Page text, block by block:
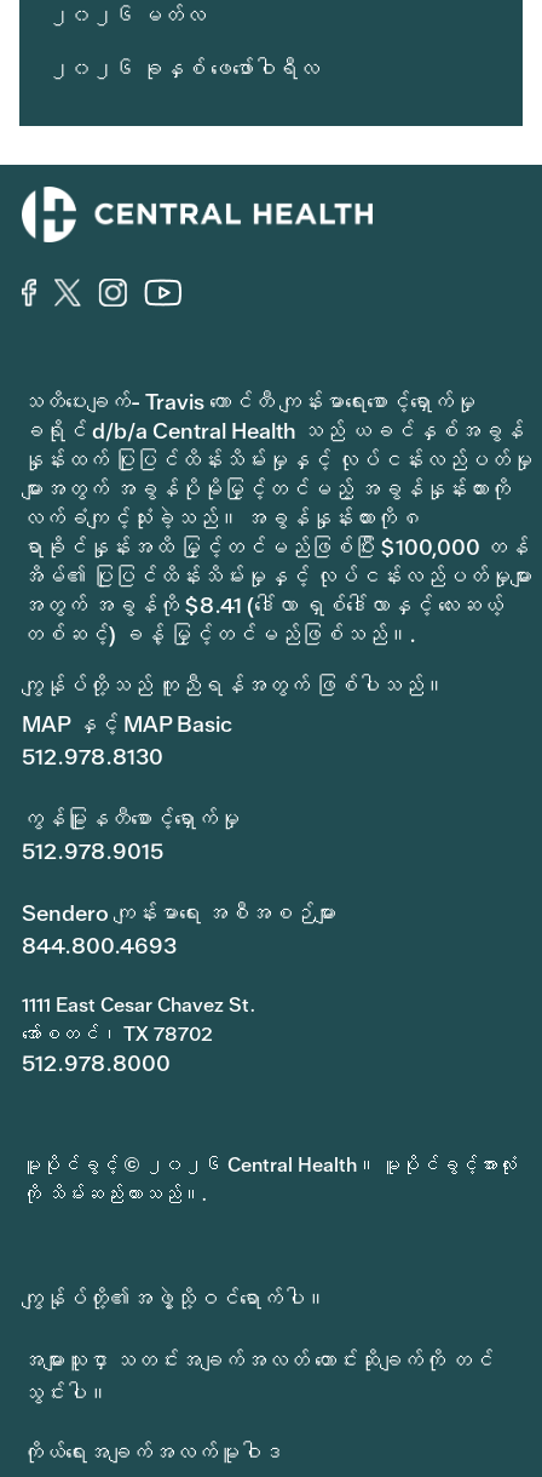
၂၀၂၆ မတ်လ
၂၀၂၆ ခုနှစ် ဖေဖော်ဝါရီလ
သတိပေးချက်- Travis ကောင်တီ ကျန်းမာရေးစောင့်ရှောက်မှု
ခရိုင် d/b/a Central Health သည် ယခင်နှစ်အခွန်
နှုန်းထက် ပြုပြင်ထိန်းသိမ်းမှုနှင့် လုပ်ငန်းလည်ပတ်မှု
များအတွက် အခွန်ပိုမိုမြှင့်တင်မည့် အခွန်နှုန်းထားကို
လက်ခံကျင့်သုံးခဲ့သည်။ အခွန်နှုန်းထားကို ၈
ရာခိုင်နှုန်းအထိ မြှင့်တင်မည်ဖြစ်ပြီး $100,000 တန်
အိမ်၏ ပြုပြင်ထိန်းသိမ်းမှုနှင့် လုပ်ငန်းလည်ပတ်မှုများ
အတွက် အခွန်ကို $8.41 (ဒေါ်လာ ရှစ်ဒေါ်လာနှင့် လေးဆယ့်
တစ်ဆင့်) ခန့် မြှင့်တင်မည်ဖြစ်သည်။.
ကျွန်ုပ်တို့သည် ကူညီရန်အတွက် ဖြစ်ပါသည်။
MAP နှင့် MAP Basic
512.978.8130
ကွန်မြူနတီစောင့်ရှောက်မှု
512.978.9015
Sendero ကျန်းမာရေး အစီအစဉ်များ
844.800.4693
1111 East Cesar Chavez St.
အော်စတင်၊ TX 78702
512.978.8000
မူပိုင်ခွင့် © ၂၀၂၆ Central Health။ မူပိုင်ခွင့်အားလုံး
ကို သိမ်းဆည်းထားသည်။.
ကျွန်ုပ်တို့၏အဖွဲ့သို့ဝင်ရောက်ပါ။
အများသူငှာ သတင်းအချက်အလတ် တောင်းဆိုချက်ကို တင်
သွင်းပါ။
ကိုယ်ရေးအချက်အလက်မူဝါဒ